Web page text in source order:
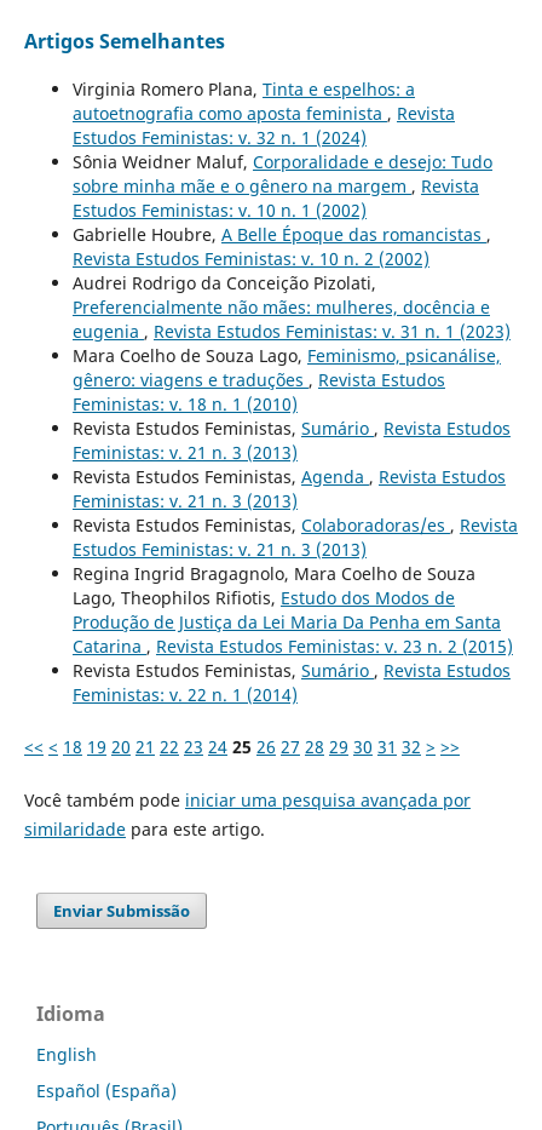
Artigos Semelhantes
Virginia Romero Plana, Tinta e espelhos: a
autoetnografia como aposta feminista , Revista
Estudos Feministas: v. 32 n. 1 (2024)
Sônia Weidner Maluf, Corporalidade e desejo: Tudo
sobre minha mãe e o gênero na margem , Revista
Estudos Feministas: v. 10 n. 1 (2002)
Gabrielle Houbre, A Belle Époque das romancistas ,
Revista Estudos Feministas: v. 10 n. 2 (2002)
Audrei Rodrigo da Conceição Pizolati,
Preferencialmente não mães: mulheres, docência e
eugenia , Revista Estudos Feministas: v. 31 n. 1 (2023)
Mara Coelho de Souza Lago, Feminismo, psicanálise,
gênero: viagens e traduções , Revista Estudos
Feministas: v. 18 n. 1 (2010)
Revista Estudos Feministas, Sumário , Revista Estudos
Feministas: v. 21 n. 3 (2013)
Revista Estudos Feministas, Agenda , Revista Estudos
Feministas: v. 21 n. 3 (2013)
Revista Estudos Feministas, Colaboradoras/es , Revista
Estudos Feministas: v. 21 n. 3 (2013)
Regina Ingrid Bragagnolo, Mara Coelho de Souza
Lago, Theophilos Rifiotis, Estudo dos Modos de
Produção de Justiça da Lei Maria Da Penha em Santa
Catarina , Revista Estudos Feministas: v. 23 n. 2 (2015)
Revista Estudos Feministas, Sumário , Revista Estudos
Feministas: v. 22 n. 1 (2014)
<< < 18 19 20 21 22 23 24 25 26 27 28 29 30 31 32 > >>
Você também pode iniciar uma pesquisa avançada por
similaridadepara este artigo.
Enviar Submissão
Idioma
English
Español (España)